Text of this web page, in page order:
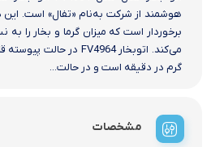
هوشمند از شرکت به‌نام «تفال» است. این
برخوردار است که میزان گرما و بخار را
گرم در دقیقه است و در حالت...
مشخصات